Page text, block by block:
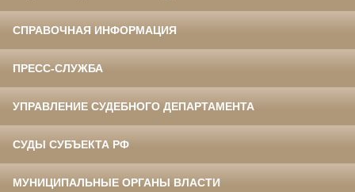
СПРАВОЧНАЯ ИНФОРМАЦИЯ
ПРЕСС-СЛУЖБА
УПРАВЛЕНИЕ СУДЕБНОГО ДЕПАРТАМЕНТА
СУДЫ СУБЪЕКТА РФ
МУНИЦИПАЛЬНЫЕ ОРГАНЫ ВЛАСТИ